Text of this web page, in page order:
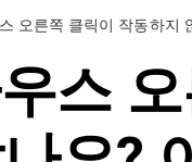
오른쪽 클릭이 작동하지
스